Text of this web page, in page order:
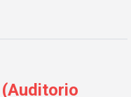
(Auditorio